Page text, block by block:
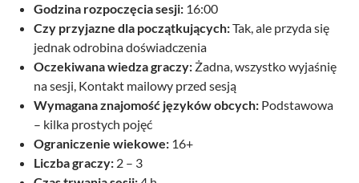
Godzina rozpoczęcia sesji: 16:00
Czy przyjazne dla początkujących:Tak, ale przyda się
jednak odrobina doświadczenia
Oczekiwana wiedza graczy: Żadna, wszystko wyjaśnię
na sesji, Kontakt mailowy przed sesją
Wymagana znajomość języków obcych: Podstawowa
– kilka prostych pojęć
Ograniczenie wiekowe: 16+
Liczba graczy: 2 – 3